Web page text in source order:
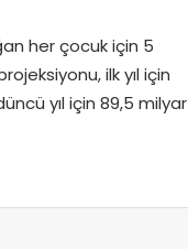
her çocuk için 5
ilk yıl için
yıl için 89,5 milyar